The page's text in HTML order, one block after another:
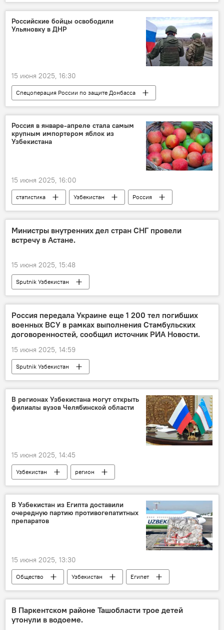
Российские бойцы освободили
Ульяновку в ДНР
15 июня 2025, 16:30
Спецоперация России по защите Донбасса
В мире
Россия
Украина
ДНР
безопасность
Россия в январе-апреле стала самым
крупным импортером яблок из
Узбекистана
15 июня 2025, 16:00
статистика Узбекистан
Россия
Торговля
Экспорт
Министры внутренних дел стран СНГ провели
встречу в Астане.
15 июня 2025, 15:48
Sputnik Узбекистан
Россия передала Украине еще 1 200 тел погибших
военных ВСУ в рамках выполнения Стамбульских
договоренностей, сообщил источник РИА Новости.
15 июня 2025, 14:59
Sputnik Узбекистан
В регионах Узбекистана могут открыть
филиалы вузов Челябинской области
15 июня 2025, 14:45
Узбекистан
регион
Челябинская область
сотрудничество
Торговля
Экономика Образование
В Узбекистан из Египта доставили
очередную партию противогепатитных
препаратов
15 июня 2025, 13:30
Общество Узбекистан
Египет
гуманитарная помощь
лекарства
гепатит
В Паркентском районе Ташобласти трое детей
утонули в водоеме.